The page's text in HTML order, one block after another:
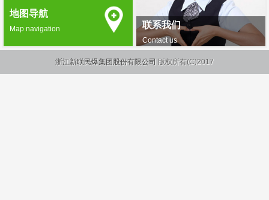
联系我们
Contact us
地图导航
Map navigation
浙江新联民爆集团股份有限公司 版权所有(C)2017